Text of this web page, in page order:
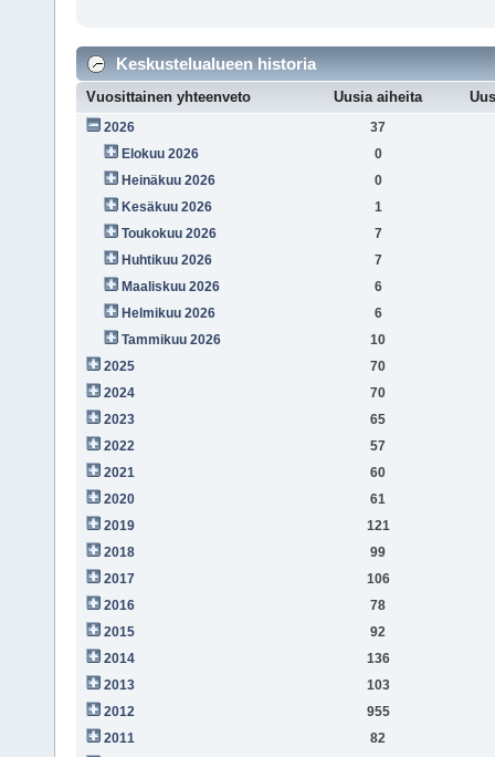
Keskustelualueen historia
Vuosittainen yhteenveto Uusia aiheita
2026
37
Elokuu 2026
0
Heinäkuu 2026
0
Kesäkuu 2026
1
Toukokuu 2026
7
Huhtikuu 2026
7
Maaliskuu 2026
6
Helmikuu 2026
6
Tammikuu 2026
10
2025
70
2024
70
2023
65
2022
57
2021
60
2020
61
2019
121
2018
99
2017
106
2016
78
2015
92
2014
136
2013
103
2012
955
2011
82